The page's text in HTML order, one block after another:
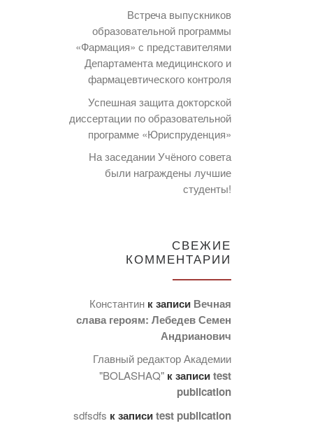
Встреча выпускников
образовательной программы
«Фармация» с представителями
Департамента медицинского и
фармацевтического контроля
Успешная защита докторской
диссертации по образовательной
программе «Юриспруденция»
На заседании Учёного совета
были награждены лучшие
студенты!
СВЕЖИЕ
КОММЕНТАРИИ
Константин к записи Вечная
слава героям: Лебедев Семен
Андрианович
Главный редактор Академии
"BOLASHAQ" к записиtest
publication
sdfsdfs к записиtest publication